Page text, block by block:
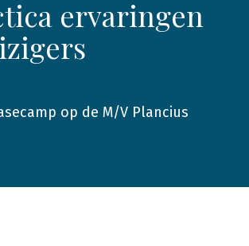
ervaringen
op de M/V Plancius